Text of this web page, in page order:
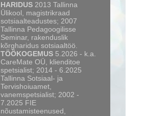
HARIDUS 2013 Tallinna
Ülikool, magistrikraad
sotsiaalteadustes; 2007
Tallinna Pedagoogilisse
Seminar, rakenduslik
kõrgharidus sotsiaaltöö.
TÖÖKOGEMUS 5.2026 - k.a.
CareMate OÜ, klienditoe
spetsialist; 2014 - 6.2025
Tallinna Sotsiaal- ja
Tervishoiuamet,
vanemspetsialist; 2002 -
7.2025 FIE
nõustamisteenused,